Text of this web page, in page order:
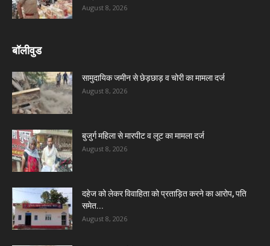
August 8, 2026
बॉलीवुड
सामुदायिक जमीन से छेड़छाड़ व चोरी का मामला दर्ज
August 8, 2026
बुजुर्ग महिला से मारपीट व लूट का मामला दर्ज
August 8, 2026
दहेज को लेकर विवाहिता को प्रताड़ित करने का आरोप, पति
समेत...
August 8, 2026